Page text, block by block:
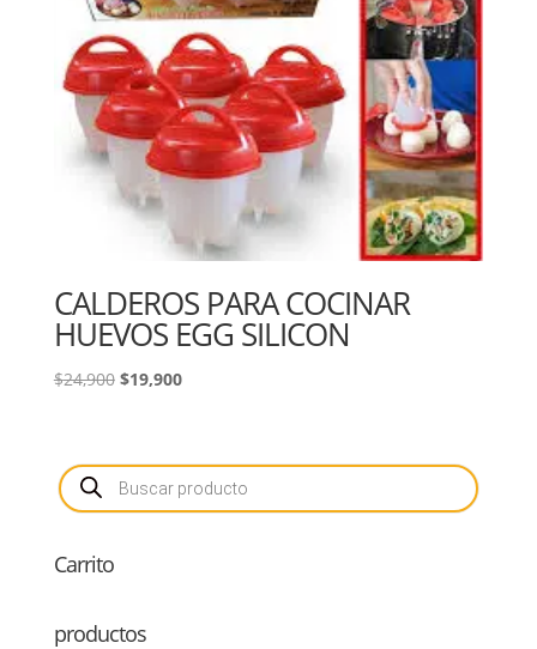
CALDEROS PARA COCINAR
HUEVOS EGG SILICON
$24,900 El
era:
$24,900.
$19,900El
es:
$19,900.
Búsqueda
de
productos
Carrito
productos